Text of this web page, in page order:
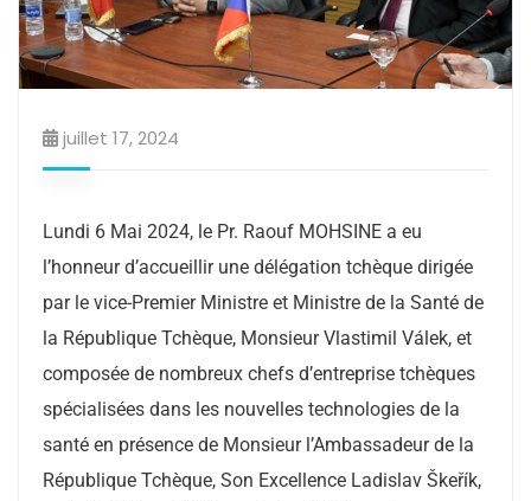
juillet 17, 2024
Lundi 6 Mai 2024, le Pr. Raouf MOHSINE a eu
l’honneur d’accueillir une délégation tchèque dirigée
par le vice-Premier Ministre et Ministre de la Santé de
la République Tchèque, Monsieur Vlastimil Válek, et
composée de nombreux chefs d’entreprise tchèques
spécialisées dans les nouvelles technologies de la
santé en présence de Monsieur l’Ambassadeur de la
République Tchèque, Son Excellence Ladislav Škeřík,